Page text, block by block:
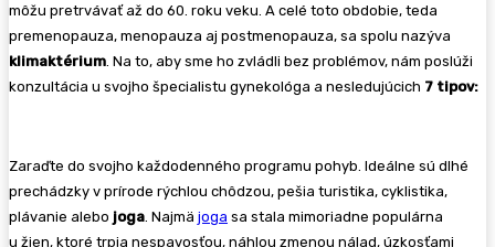
môžu pretrvávať až do 60. roku veku. A celé toto obdobie, teda
premenopauza, menopauza aj postmenopauza, sa spolu nazýva
klimaktérium. Na to, aby sme ho zvládli bez problémov, nám poslúži
konzultácia u svojho špecialistu gynekológa a nesledujúcich 7 tipov:
Zaraďte do svojho každodenného programu pohyb. Ideálne sú dlhé
prechádzky v prírode rýchlou chôdzou, pešia turistika, cyklistika,
plávanie alebo joga. Najmä joga sa stala mimoriadne populárna
u žien, ktoré trpia nespavosťou, náhlou zmenou nálad, úzkosťami